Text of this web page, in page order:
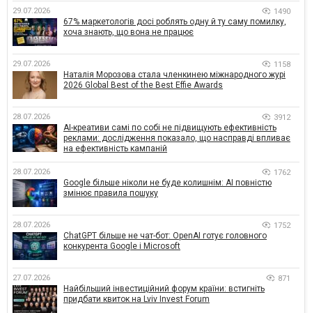
29.07.2026 1490
67% маркетологів досі роблять одну й ту саму помилку,
хоча знають, що вона не працює
29.07.2026 1158
Наталія Морозова стала членкинею міжнародного журі
2026 Global Best of the Best Effie Awards
28.07.2026 3912
AI-креативи самі по собі не підвищують ефективність
реклами: дослідження показало, що насправді впливає
на ефективність кампаній
28.07.2026 1762
Google більше ніколи не буде колишнім: AI повністю
змінює правила пошуку
28.07.2026 1752
ChatGPT більше не чат-бот: OpenAI готує головного
конкурента Google і Microsoft
27.07.2026 871
Найбільший інвестиційний форум країни: встигніть
придбати квиток на Lviv Invest Forum